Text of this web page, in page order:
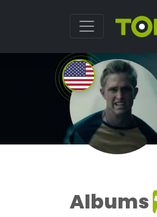
Albums